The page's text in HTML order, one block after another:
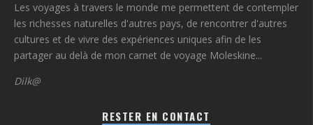
Les voyages à travers le monde me permettent de contempler
les richesses naturelles d'autres pays, de rencontrer d'autres
cultures et de vivre des expériences uniques afin de les
partager au delà de mon carnet de voyage Moleskine...
Dilk@
RESTER EN CONTACT